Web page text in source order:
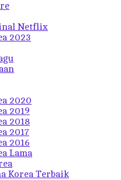
Netflix
2023
2020
2019
2018
2017
2016
Lama
Korea Terbaik